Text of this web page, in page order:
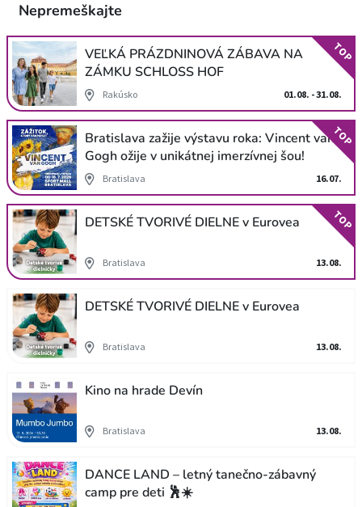
Nepremeškajte
VEĽKÁ PRÁZDNINOVÁ ZÁBAVA NA
ZÁMKU SCHLOSS HOF
Rakúsko 01.08. - 31.08.
TOP
Bratislava zažije výstavu roka: Vincent van
Gogh ožije v unikátnej imerzívnej šou!
Bratislava 16.07.
TOP
DETSKÉ TVORIVÉ DIELNE v Eurovea
Bratislava 13.08.
TOP
DETSKÉ TVORIVÉ DIELNE v Eurovea
Bratislava 13.08.
Kino na hrade Devín
Bratislava 13.08.
DANCE LAND – letný tanečno-zábavný
camp pre deti 🕺☀️